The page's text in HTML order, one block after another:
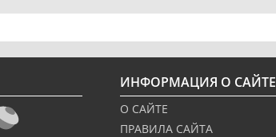
ИНФОРМАЦИЯ О САЙТЕ
О САЙТЕ
ПРАВИЛА САЙТА